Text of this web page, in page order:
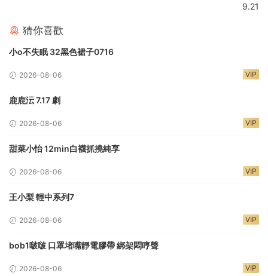
9.21
猜你喜歡
小o不失眠 32黑色裙子0716
2026-08-06 VIP
鹿鹿沄 7.17 劇
2026-08-06 VIP
甜菜小怡 12min白襪抓撓純享
2026-08-06 VIP
王小梨 輕中系列7
2026-08-06 VIP
bob1啵啵 口罩堵嘴靜電膠帶 綁架悶哼聲
2026-08-06 VIP